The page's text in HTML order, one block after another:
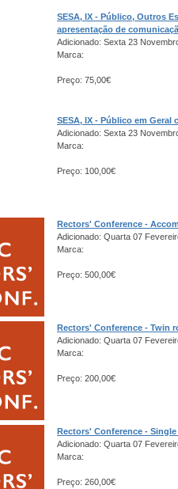
SESA, IX - Público, Outros
apresentação de
Adicionado: Sexta 23
Marca:
Preço: 75,00€
SESA, IX - Público em
Adicionado: Sexta 23
Marca:
Preço: 100,00€
Rectors' Conference -
Adicionado: Quarta 07
Marca:
Preço: 500,00€
Rectors' Conference - Twin
Adicionado: Quarta 07
Marca:
Preço: 200,00€
Rectors' Conference -
Adicionado: Quarta 07
Marca:
Preço: 260,00€